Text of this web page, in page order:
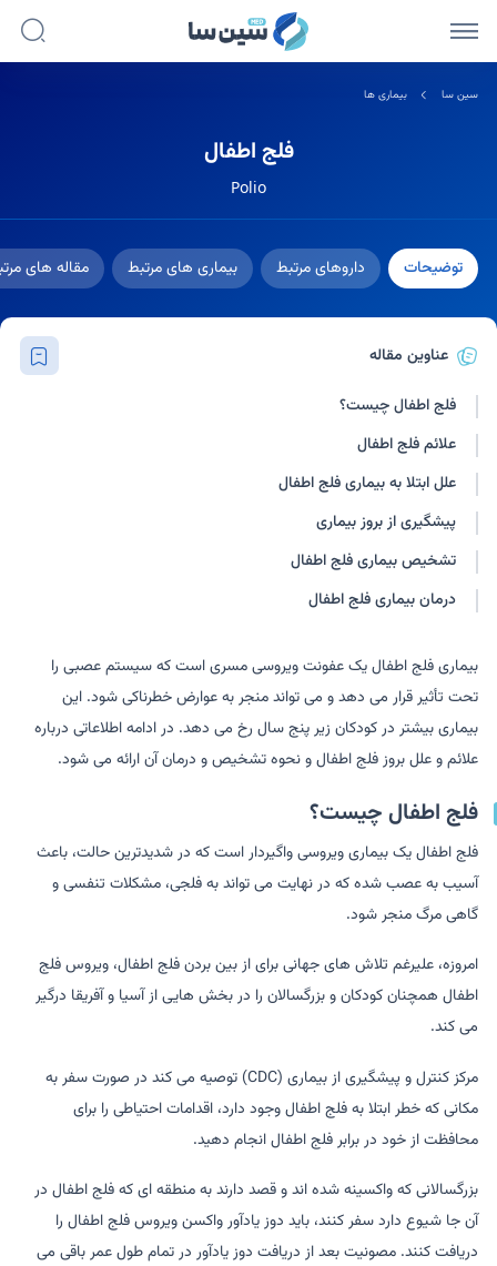
سین سا بیماری ها
فلج اطفال
Polio
توضیحات داروهای مرتبط بیماری های مرتبط مقاله های
عناوین مقاله
فلج اطفال چیست؟
علائم فلج اطفال
علل ابتلا به بیماری فلج اطفال
پیشگیری از بروز بیماری
تشخیص بیماری فلج اطفال
درمان بیماری فلج اطفال
بیماری فلج اطفال یک عفونت ویروسی مسری است که سیستم عصبی را
تحت تأثیر قرار می دهد و می تواند منجر به عوارض خطرناکی شود. این
بیماری بیشتر در کودکان زیر پنج سال رخ می دهد. در ادامه اطلاعاتی درباره
علائم و علل بروز فلج اطفال و نحوه تشخیص و درمان آن ارائه می شود.
فلج اطفال چیست؟
فلج اطفال یک بیماری ویروسی واگیردار است که در شدیدترین حالت، باعث
آسیب به عصب شده که در نهایت می تواند به فلجی، مشکلات تنفسی و
گاهی مرگ منجر شود.
امروزه، علیرغم تلاش های جهانی برای از بین بردن فلج اطفال، ویروس فلج
اطفال همچنان کودکان و بزرگسالان را در بخش هایی از آسیا و آفریقا درگیر
می کند.
مرکز کنترل و پیشگیری از بیماری (CDC) توصیه می کند در صورت سفر به
مکانی که خطر ابتلا به فلج اطفال وجود دارد، اقدامات احتیاطی را برای
محافظت از خود در برابر فلج اطفال انجام دهید.
بزرگسالانی که واکسینه شده اند و قصد دارند به منطقه ای که فلج اطفال در
آن جا شیوع دارد سفر کنند، باید دوز یادآور واکسن ویروس فلج اطفال را
دریافت کنند. مصونیت بعد از دریافت دوز یادآور در تمام طول عمر باقی می